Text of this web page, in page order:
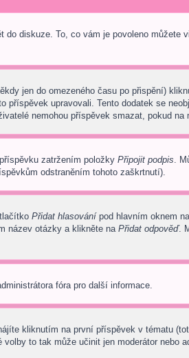
diskuze. To, co vám je povoleno můžete
jen do omezeného času po přispění)
upravovali. Tento dodatek se
nemohou příspěvek smazat, pokud na
zatržením položky Připojit podpis.
odstraněním tohoto zaškrtnutí).
Přidat hlasovánípod hlavním oknem
název otázky a klikněte na Přidat odpověď.
fóra pro další informace.
kliknutím na první příspěvek v tématu
to tak může učinit jen moderátor nebo